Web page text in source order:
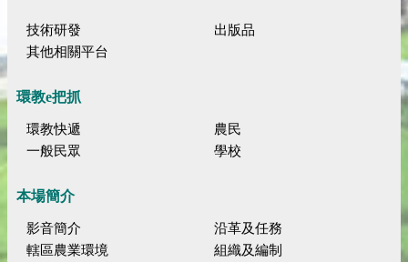
技術研發
出版品
其他相關平台
環教e把抓
環教快遞
農民
一般民眾
學校
本場簡介
影音簡介
沿革及任務
轄區農業環境
組織及編制